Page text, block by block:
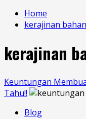
Home
kerajinan
kerajinan
Keuntungan
Tahu!!
Blog